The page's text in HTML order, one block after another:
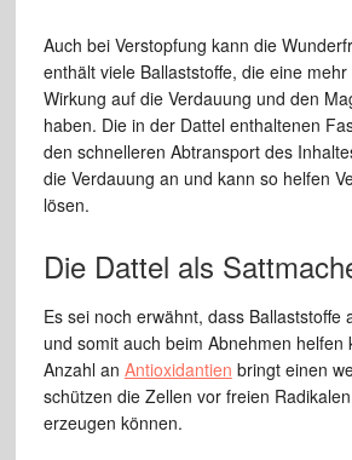
Auch bei Verstopfung kann die
enthält viele Ballaststoffe, die eine
Wirkung auf die Verdauung und den
haben. Die in der Dattel enthaltenen
den schnelleren Abtransport des
die Verdauung an und kann so helfen
lösen.
Die Dattel als
Es sei noch erwähnt, dass Ballaststoffe
und somit auch beim Abnehmen helfen
Anzahl an Antioxidantien bringt einen
schützen die Zellen vor freien
erzeugen können.